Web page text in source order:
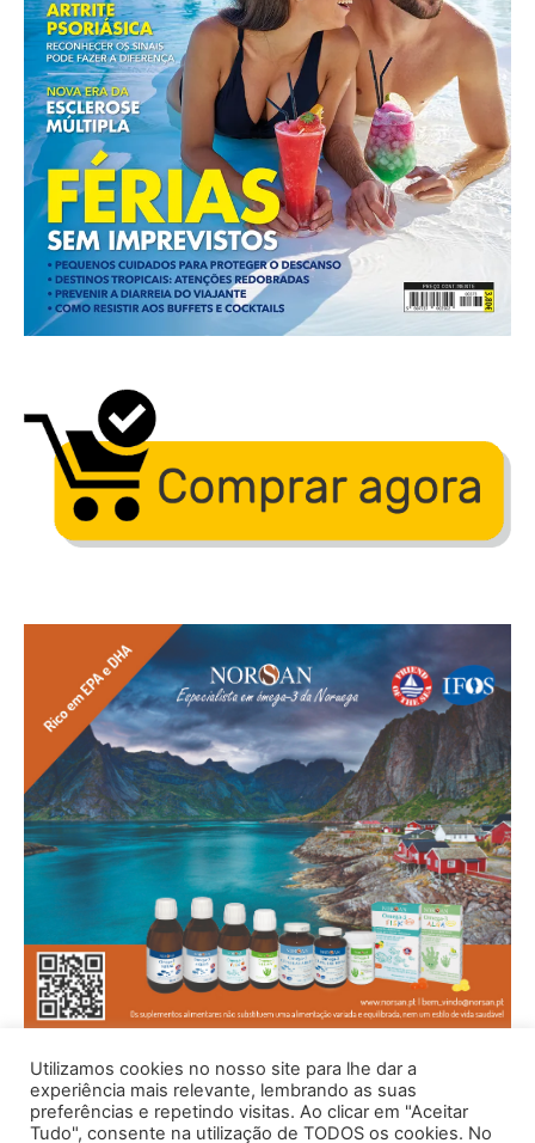
Utilizamos cookies no nosso site para lhe dar a
experiência mais relevante, lembrando as suas
preferências e repetindo visitas. Ao clicar em "Aceitar
Tudo", consente na utilização de TODOS os cookies. No